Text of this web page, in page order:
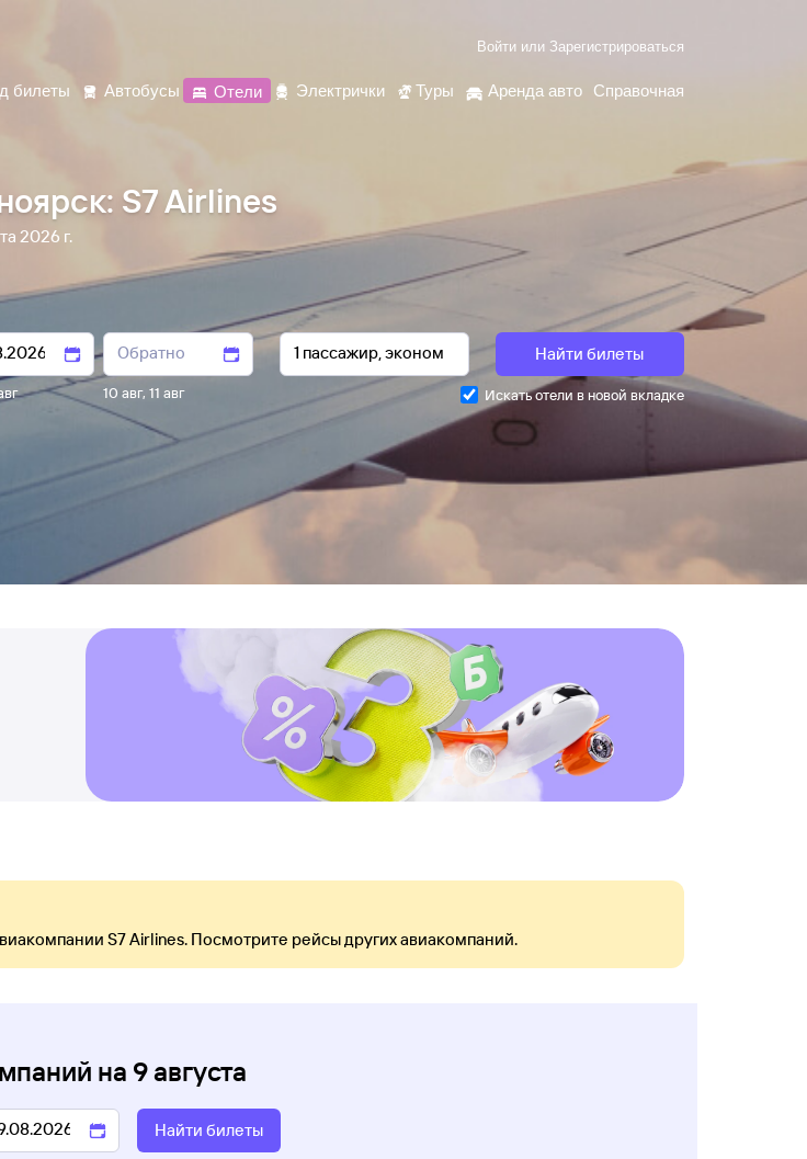
Войти или Зарегистрироваться
билеты Автобусы Отели Электрички Туры Аренда авто Справочная
S7 Airlines
2026 г.
10 авг,11 авг
Найти билеты
Искать отели в новой вкладке
S7 Airlines. Посмотрите рейсы других авиакомпаний.
на 9 августа
Найти билеты